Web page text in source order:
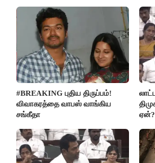
#BREAKING புதிய திருப்பம்!
விவாகரத்தை வாபஸ் வாங்கிய
சங்கீதா